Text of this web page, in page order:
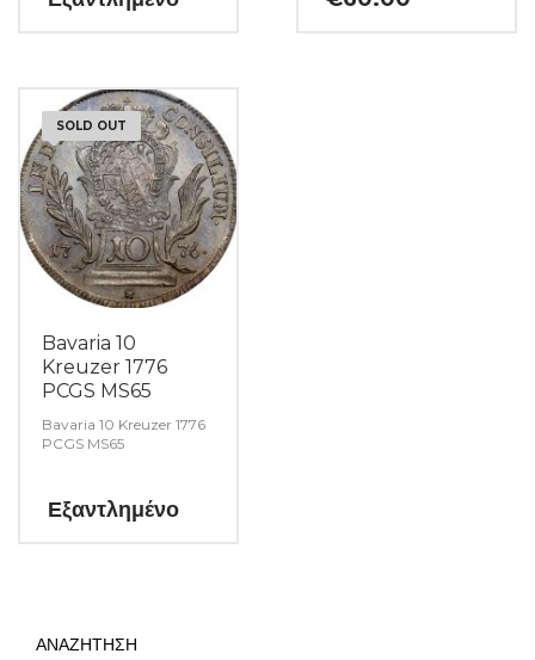
SOLD OUT
Bavaria 10
Kreuzer 1776
PCGS MS65
Bavaria 10 Kreuzer 1776
PCGS MS65
Εξαντλημένο
ΑΝΑΖΗΤΗΣΗ